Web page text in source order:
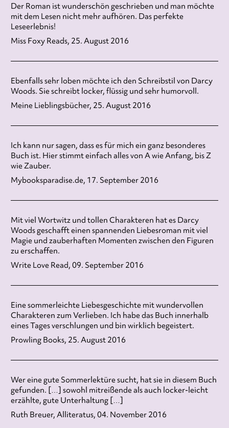
Der Roman ist wunderschön geschrieben und man möchte
mit dem Lesen nicht mehr aufhören. Das perfekte
Leseerlebnis!
Miss Foxy Reads, 25. August 2016
Ebenfalls sehr loben möchte ich den Schreibstil von Darcy
Woods. Sie schreibt locker, flüssig und sehr humorvoll.
Meine Lieblingsbücher, 25. August 2016
Ich kann nur sagen, dass es für mich ein ganz besonderes
Buch ist. Hier stimmt einfach alles von A wie Anfang, bis Z
wie Zauber.
Mybooksparadise.de, 17. September 2016
Mit viel Wortwitz und tollen Charakteren hat es Darcy
Woods geschafft einen spannenden Liebesroman mit viel
Magie und zauberhaften Momenten zwischen den Figuren
zu erschaffen.
Write Love Read, 09. September 2016
Eine sommerleichte Liebesgeschichte mit wundervollen
Charakteren zum Verlieben. Ich habe das Buch innerhalb
eines Tages verschlungen und bin wirklich begeistert.
Prowling Books, 25. August 2016
Wer eine gute Sommerlektüre sucht, hat sie in diesem Buch
gefunden. […] sowohl mitreißende als auch locker-leicht
erzählte, gute Unterhaltung […]
Ruth Breuer, Alliteratus, 04. November 2016